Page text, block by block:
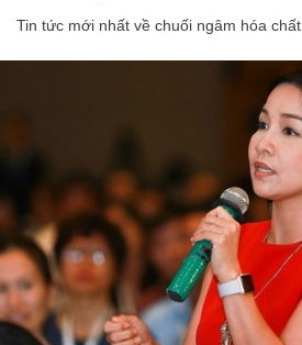
Tin tức mới nhất về chuối ngâm hóa chất